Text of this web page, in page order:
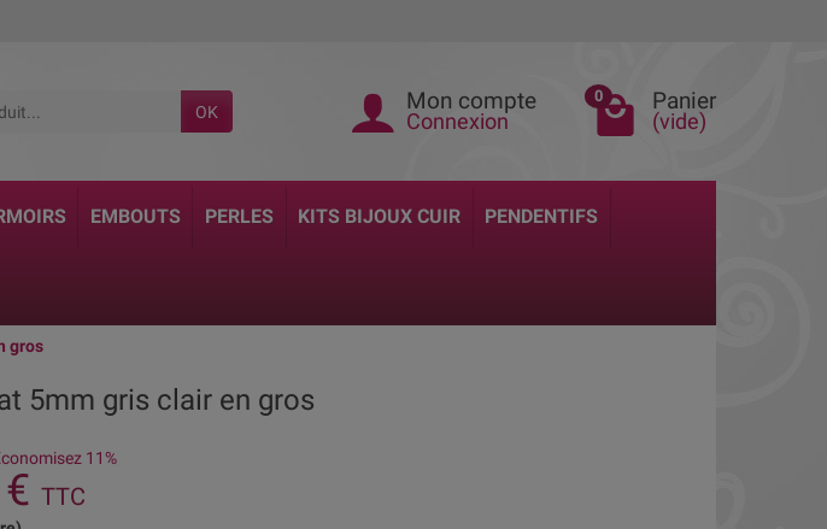
OK Mon compte
Connexion
0 Panier
(vide)
EMBOUTS PERLES KITS BIJOUX CUIR PENDENTIFS
gros
5mm gris clair en gros
11%
TTC